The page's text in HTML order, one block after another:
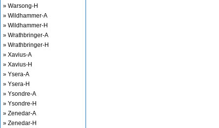
» Warsong-H
» Wildhammer-A
» Wildhammer-H
» Wrathbringer-A
» Wrathbringer-H
» Xavius-A
» Xavius-H
» Ysera-A
» Ysera-H
» Ysondre-A
» Ysondre-H
» Zenedar-A
» Zenedar-H